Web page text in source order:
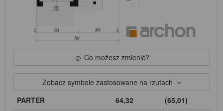
Co możesz zmienić?
Zobacz symbole zastosowane na rzutach
PARTER
64,32
(65,01)